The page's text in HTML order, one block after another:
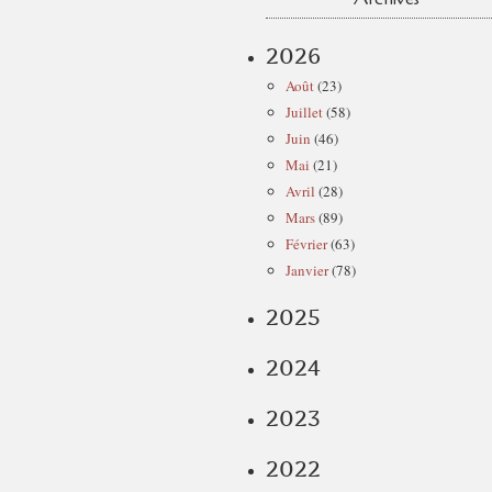
2026
Août(23)
Juillet(58)
Juin (46)
Mai (21)
Avril (28)
Mars(89)
Février(63)
Janvier(78)
2025
2024
2023
2022